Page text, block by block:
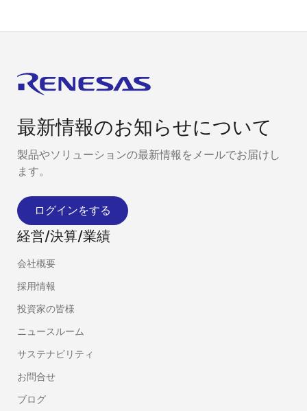
最新情報のお知らせについて
製品やソリューションの最新情報をメールでお届けし
ます。
ログインをする
経営/決算/業績
会社概要
採用情報
投資家の皆様
ニュースルーム
サステナビリティ
お問合せ
ブログ